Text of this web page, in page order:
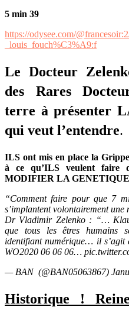
5 min 39
https://odysee.com/
_louis_fouch%C3%A9:f
Le Docteur
des Rares
terre à présenter
qui veut l’entendre.
ILS ont mis en place la
à ce qu’ILS veulent faire
MODIFIER LA
“Comment faire pour que 7
s’implantent volontairement une
Dr Vladimir Zelenko : “…
que tous les êtres humains
identifiant numérique… il s’agit
WO2020 06 06 06…
— BAN (@BAN05063867)
Historique !